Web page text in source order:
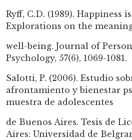
Ryff, C.D. (1989). Happiness
Explorations on the
well-being. Journal of
Psychology, 57(6), 1069-1081.
Salotti, P. (2006). Estudio
afrontamiento y bienestar
muestra de adolescentes
de Buenos Aires. Tesis de
Aires: Universidad de